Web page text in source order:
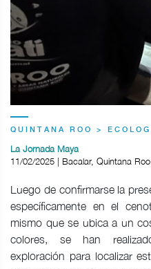
QUINTANA ROO >
La Jornada Maya
11/02/2025 | Bacalar, Quintana Roo
Luego de confirmarse la
específicamente en el
mismo que se ubica a un
colores, se han
exploración para localizar